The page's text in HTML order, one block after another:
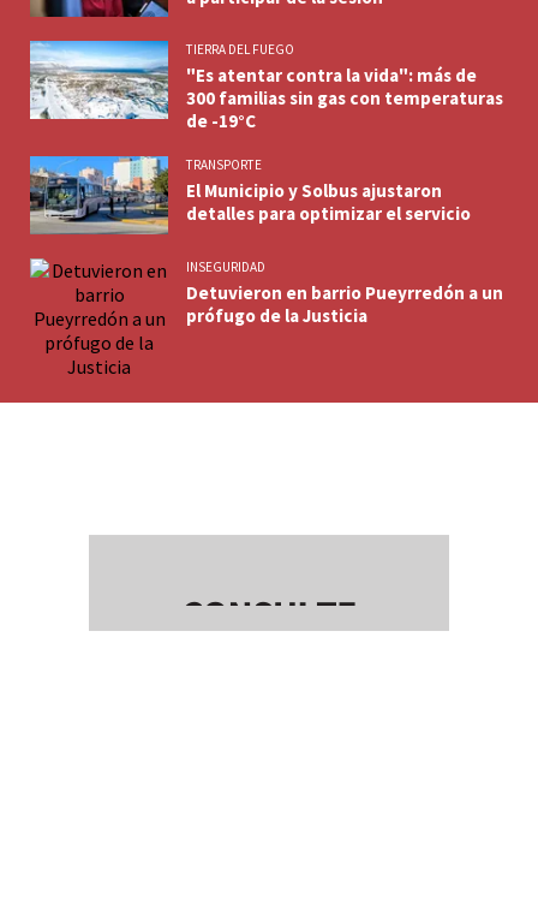
TIERRA DEL FUEGO
"Es atentar contra la vida": más de
300 familias sin gas con temperaturas
de -19°C
TRANSPORTE
El Municipio y Solbus ajustaron
detalles para optimizar el servicio
INSEGURIDAD
Detuvieron en barrio Pueyrredón a un
prófugo de la Justicia